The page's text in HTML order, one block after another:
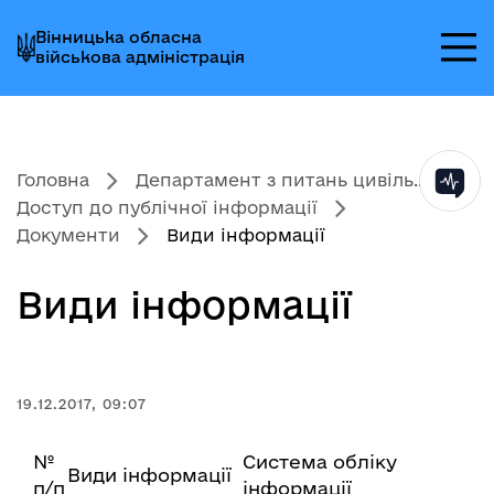
до
головного
меню
до
головного
вмісту
до
головного
колонтитула
Вінницька обласна
військова адміністрація
Головна
Департамент з питань цивіль...
Доступ до публічної інформації
Документи
Види інформації
Види інформації
19.12.2017, 09:07
№
п/п
Види інформації
Система обліку
інформації